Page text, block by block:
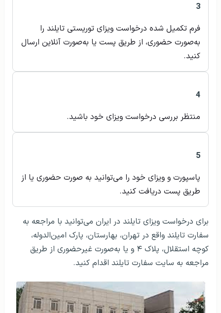
3
فرم تکمیل شده درخواست ویزای توریستی تایلند را
به‌صورت حضوری، از طریق پست یا به‌صورت آنلاین ارسال
کنید.
4
منتظر بررسی درخواست ویزای خود باشید.
5
پاسپورت و ویزای خود را می‌توانید به صورت حضوری یا از
طریق پست دریافت کنید.
برای درخواست ویزای تایلند در ایران می‌توانید با مراجعه به
سفارت تایلند واقع در تهران، بهارستان، پارک امین‌الدوله،
کوچه استقلال، پلاک ۴ و یا به‌صورت غیرحضوری از طریق
مراجعه به سایت سفارت تایلند اقدام کنید.